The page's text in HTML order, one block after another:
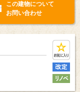
この建物について
お問い合わせ